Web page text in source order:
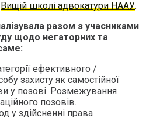
Вищій школі адвокатури НААУ.
разом з учасниками
щодо негаторних та
ефективного /
захисту як самостійної
у позові. Розмежування
позовів.
у здійсненні права